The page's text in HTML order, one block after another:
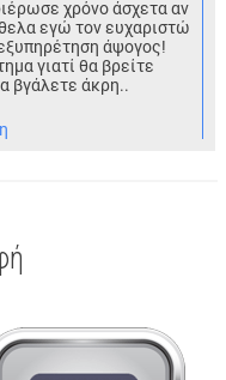
χρόνο άσχετα αν
εγώ τον ευχαριστώ
άψογος!
γιατί θα βρείτε
βγάλετε άκρη..